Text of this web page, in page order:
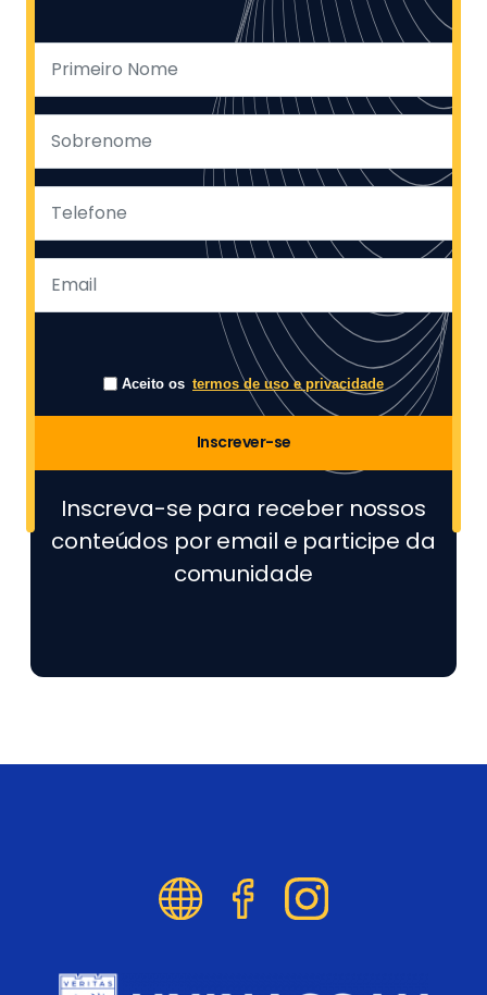
Aceito os termos de uso e privacidade
Inscrever-se
Inscreva-se para receber nossos
conteúdos por email e participe da
comunidade